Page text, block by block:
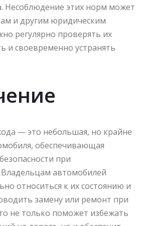
Несоблюдение этих норм может
и другим юридическим
регулярно проверять их
и своевременно устранять
— это небольшая, но крайне
обеспечивающая
при
автомобилей
относиться к их состоянию и
замену или ремонт при
не только поможет избежать